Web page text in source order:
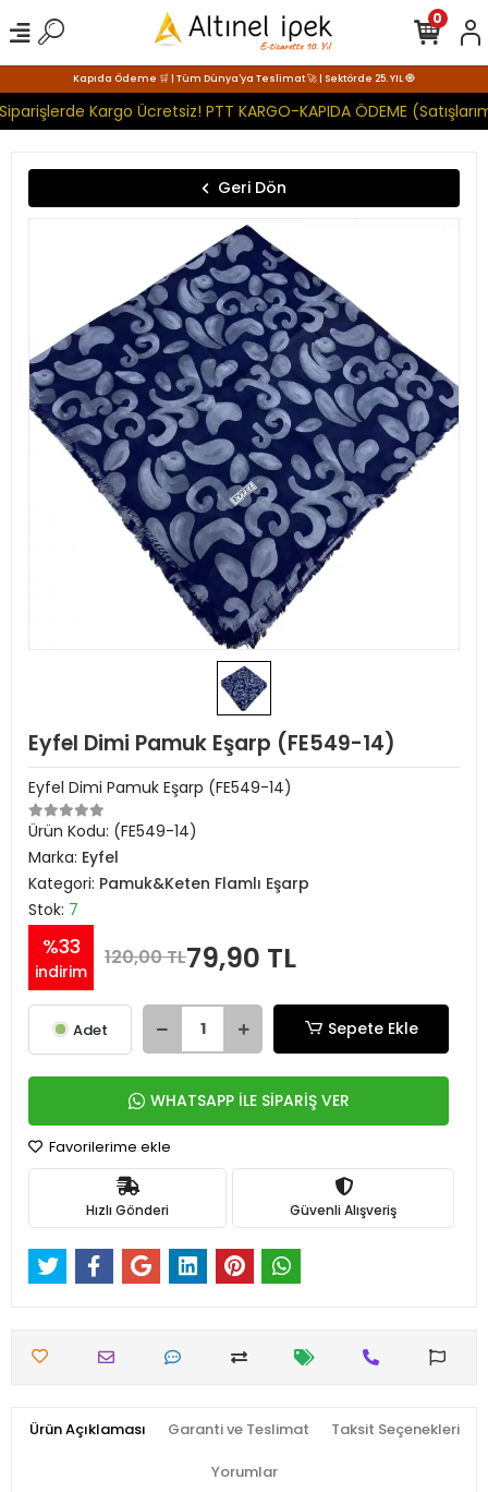
Kapıda Ödeme 🛒 | Tüm Dünya'ya Teslimat 🚀 | Sektörde 25. YIL 🧿
Kargo Ücretsiz! PTT KARGO-KAPIDA ÖDEME
0
Geri Dön
Eyfel Dimi Pamuk Eşarp (FE549-14)
Eyfel Dimi Pamuk Eşarp (FE549-14)
Ürün Kodu: (FE549-14)
Marka: Eyfel
Kategori: Pamuk&Keten Flamlı Eşarp
Stok: 7
%33
indirim
120,00 TL79,90 TL
Adet Sepete Ekle
WHATSAPP İLE SİPARİŞ VER
Favorilerime ekle
Hızlı Gönderi Güvenli Alışveriş
Ürün Açıklaması Garanti ve Teslimat Taksit Seçenekleri
Yorumlar